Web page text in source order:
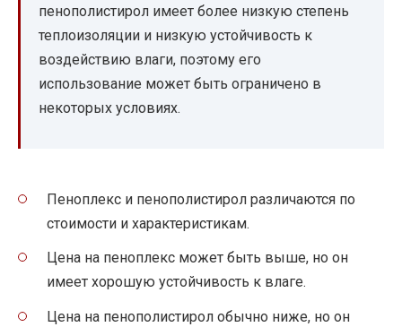
пенополистирол имеет более низкую степень
теплоизоляции и низкую устойчивость к
воздействию влаги, поэтому его
использование может быть ограничено в
некоторых условиях.
Пеноплекс и пенополистирол различаются по
стоимости и характеристикам.
Цена на пеноплекс может быть выше, но он
имеет хорошую устойчивость к влаге.
Цена на пенополистирол обычно ниже, но он